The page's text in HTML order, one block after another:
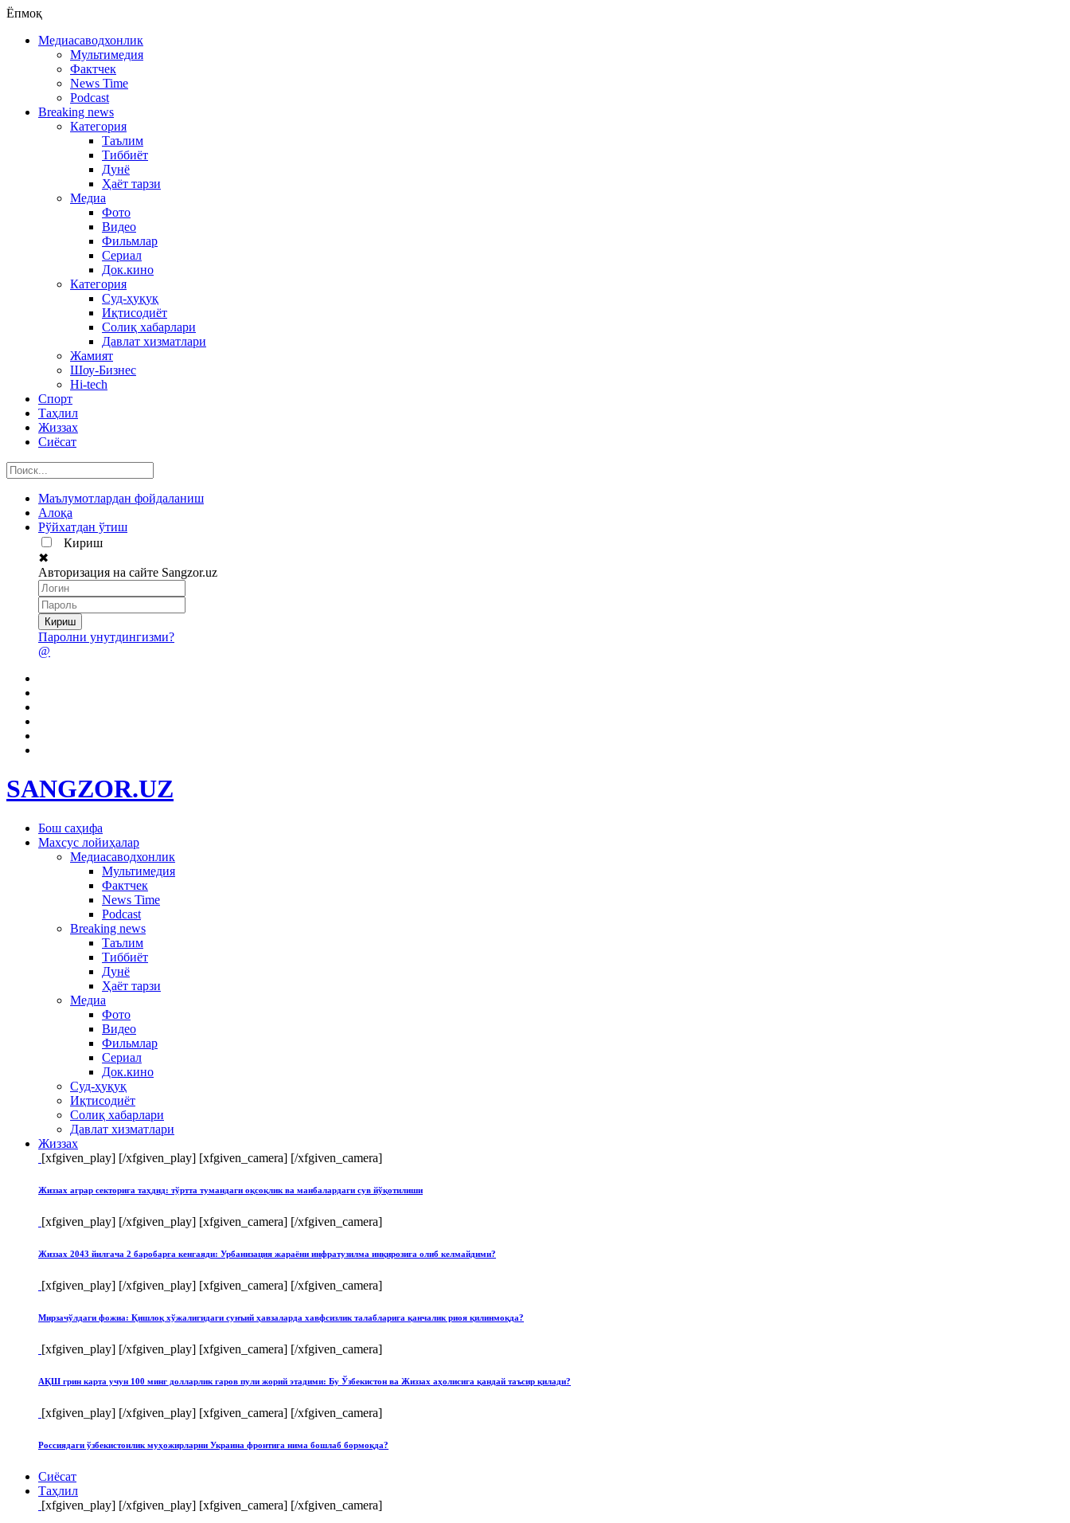
Ёпмоқ
Медиасаводхонлик
Мультимедия
Фактчек
News Time
Podcast
Breaking news
Категория
Таълим
Тиббиёт
Дунё
Ҳаёт тарзи
Медиа
Фото
Видео
Фильмлар
Сериал
Док.кино
Категория
Суд-ҳуқуқ
Иқтисодиёт
Солиқ хабарлари
Давлат хизматлари
Жамият
Шоу-Бизнес
Hi-tech
Спорт
Таҳлил
Жиззах
Сиёсат
Маълумотлардан фойдаланиш
Алоқа
Рўйхатдан ўтиш
Кириш
✖
Авторизация на сайте Sangzor.uz
Паролни унутдингизми?
@
SANGZOR.UZ
Бош саҳифа
Махсус лойиҳалар
Медиасаводхонлик
Мультимедия
Фактчек
News Time
Podcast
Breaking news
Таълим
Тиббиёт
Дунё
Ҳаёт тарзи
Медиа
Фото
Видео
Фильмлар
Сериал
Док.кино
Суд-ҳуқуқ
Иқтисодиёт
Солиқ хабарлари
Давлат хизматлари
Жиззах
[xfgiven_play] [/xfgiven_play] [xfgiven_camera] [/xfgiven_camera]
Жиззах аграр секторига таҳдид: тўртта тумандаги оқсоқлик ва манбалардаги сув йўқотилиши
[xfgiven_play] [/xfgiven_play] [xfgiven_camera] [/xfgiven_camera]
Жиззах 2043 йилгача 2 баробарга кенгаяди: Урбанизация жараёни инфратузилма инқирозига олиб келмайдими?
[xfgiven_play] [/xfgiven_play] [xfgiven_camera] [/xfgiven_camera]
Мирзачўлдаги фожиа: Қишлоқ хўжалигидаги сунъий ҳавзаларда хавфсизлик талабларига қанчалик риоя қилинмоқда?
[xfgiven_play] [/xfgiven_play] [xfgiven_camera] [/xfgiven_camera]
АҚШ грин карта учун 100 минг долларлик гаров пули жорий этадими: Бу Ўзбекистон ва Жиззах аҳолисига қандай таъсир қилади?
[xfgiven_play] [/xfgiven_play] [xfgiven_camera] [/xfgiven_camera]
Россиядаги ўзбекистонлик муҳожирларни Украина фронтига нима бошлаб бормоқда?
Сиёсат
Таҳлил
[xfgiven_play] [/xfgiven_play] [xfgiven_camera] [/xfgiven_camera]